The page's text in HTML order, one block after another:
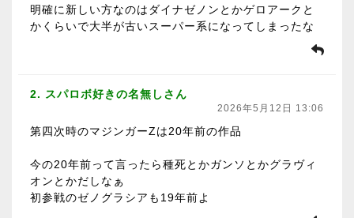
明確に新しい方なのはダイナゼノンとかゲロアークと
かくらいで大半が古いスーパー系になってしまったな
2. スパロボ好きの名無しさん
2026年5月12日 13:06
第四次時のマジンガーZは20年前の作品
今の20年前って言ったら種死とかガンソとかグラヴィ
オンとかだしなぁ
初参戦のゼノグラシアも19年前よ